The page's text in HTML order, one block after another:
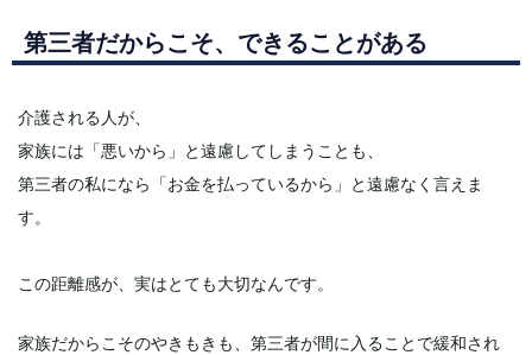
第三者だからこそ、できることがある
介護される人が、
家族には「悪いから」と遠慮してしまうことも、
第三者の私になら「お金を払っているから」と遠慮なく言えま
す。
この距離感が、実はとても大切なんです。
家族だからこそのやきもきも、第三者が間に入ることで緩和され